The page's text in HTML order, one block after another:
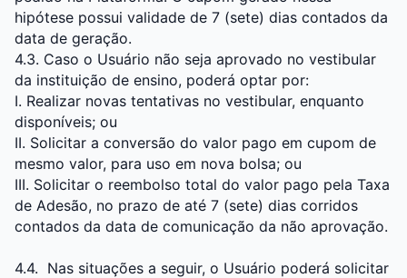
hipótese possui validade de 7 (sete) dias contados da
data de geração.
4.3. Caso o Usuário não seja aprovado no vestibular
da instituição de ensino, poderá optar por:
I. Realizar novas tentativas no vestibular, enquanto
disponíveis; ou
II. Solicitar a conversão do valor pago em cupom de
mesmo valor, para uso em nova bolsa; ou
III. Solicitar o reembolso total do valor pago pela Taxa
de Adesão, no prazo de até 7 (sete) dias corridos
contados da data de comunicação da não aprovação.
4.4. Nas situações a seguir, o Usuário poderá solicitar